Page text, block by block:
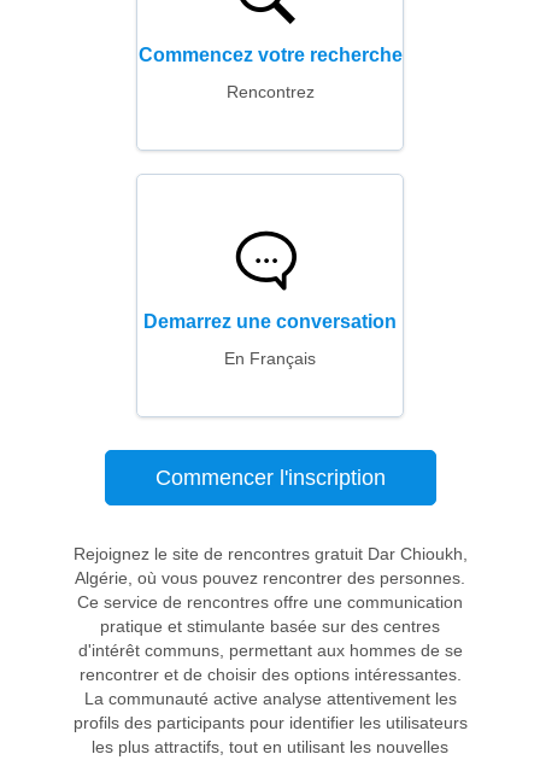
Commencez votre recherche
Rencontrez
Demarrez une conversation
En Français
Commencer l'inscription
Rejoignez le site de rencontres gratuit Dar Chioukh,
Algérie, où vous pouvez rencontrer des personnes.
Ce service de rencontres offre une communication
pratique et stimulante basée sur des centres
d'intérêt communs, permettant aux hommes de se
rencontrer et de choisir des options intéressantes.
La communauté active analyse attentivement les
profils des participants pour identifier les utilisateurs
les plus attractifs, tout en utilisant les nouvelles